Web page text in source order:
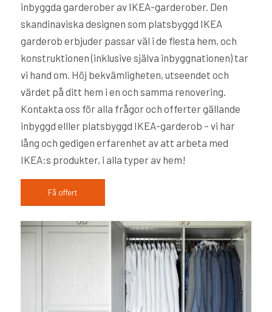
inbyggda garderober av IKEA-garderober. Den
skandinaviska designen som platsbyggd IKEA
garderob erbjuder passar väl i de flesta hem, och
konstruktionen (inklusive själva inbyggnationen) tar
vi hand om. Höj bekvämligheten, utseendet och
värdet på ditt hem i en och samma renovering.
Kontakta oss för alla frågor och offerter gällande
inbyggd elller platsbyggd IKEA-garderob – vi har
lång och gedigen erfarenhet av att arbeta med
IKEA:s produkter, i alla typer av hem!
Få offert